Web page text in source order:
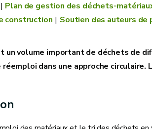
Plan de gestion des déchets-
construction
Soutien des auteurs
un volume important de déchets de
dans une approche